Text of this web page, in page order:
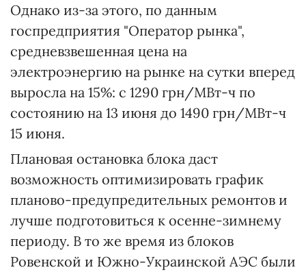
Однако из-за этого, по данным
госпредприятия "Оператор рынка",
средневзвешенная цена на
электроэнергию на рынке на сутки вперед
выросла на 15%: с 1290 грн/МВт-ч по
состоянию на 13 июня до 1490 грн/МВт-ч
15 июня.
Плановая остановка блока даст
возможность оптимизировать график
планово-предупредительных ремонтов и
лучше подготовиться к осенне-зимнему
периоду. В то же время из блоков
Ровенской и Южно-Украинской АЭС были